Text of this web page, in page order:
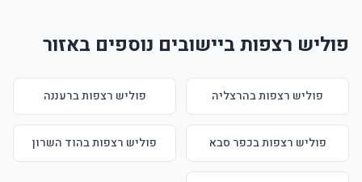
פוליש רצפות ביישובים נוספים באזור
פוליש רצפות בהרצליה פוליש רצפות ברעננה
פוליש רצפות בכפר סבא פוליש רצפות בהוד השרון